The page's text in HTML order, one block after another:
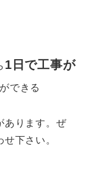
1日で工事が
できる
あります。ぜ
下さい。